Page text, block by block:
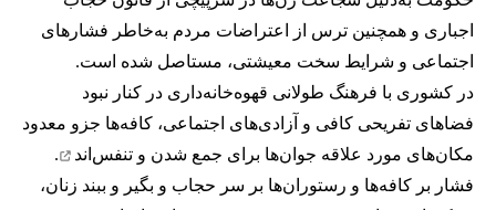
اجباری و همچنین ترس از اعتراضات مردم به‌خاطر فشارهای
اجتماعی و شرایط سخت معیشتی، مستاصل شده است.
در کشوری با فرهنگ طولانی قهوه‌‌خانه‌داری در کنار نبود
فضاهای تفریحی کافی و آزادی‌های اجتماعی، کافه‌ها جزو معدود
مکان‌های مورد علاقه جوان‌ها برای جمع شدن و تنفس‌اند
.
فشار بر کافه‌ها و رستوران‌ها بر سر حجاب و بگیر و ببند زنان،